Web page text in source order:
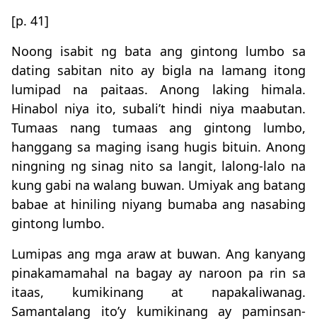
[p. 41]
Noong isabit ng bata ang gintong lumbo sa
dating sabitan nito ay bigla na lamang itong
lumipad na paitaas. Anong laking himala.
Hinabol niya ito, subali’t hindi niya maabutan.
Tumaas nang tumaas ang gintong lumbo,
hanggang sa maging isang hugis bituin. Anong
ningning ng sinag nito sa langit, lalong-lalo na
kung gabi na walang buwan. Umiyak ang batang
babae at hiniling niyang bumaba ang nasabing
gintong lumbo.
Lumipas ang mga araw at buwan. Ang kanyang
pinakamamahal na bagay ay naroon pa rin sa
itaas, kumikinang at napakaliwanag.
Samantalang ito’y kumikinang ay paminsan-